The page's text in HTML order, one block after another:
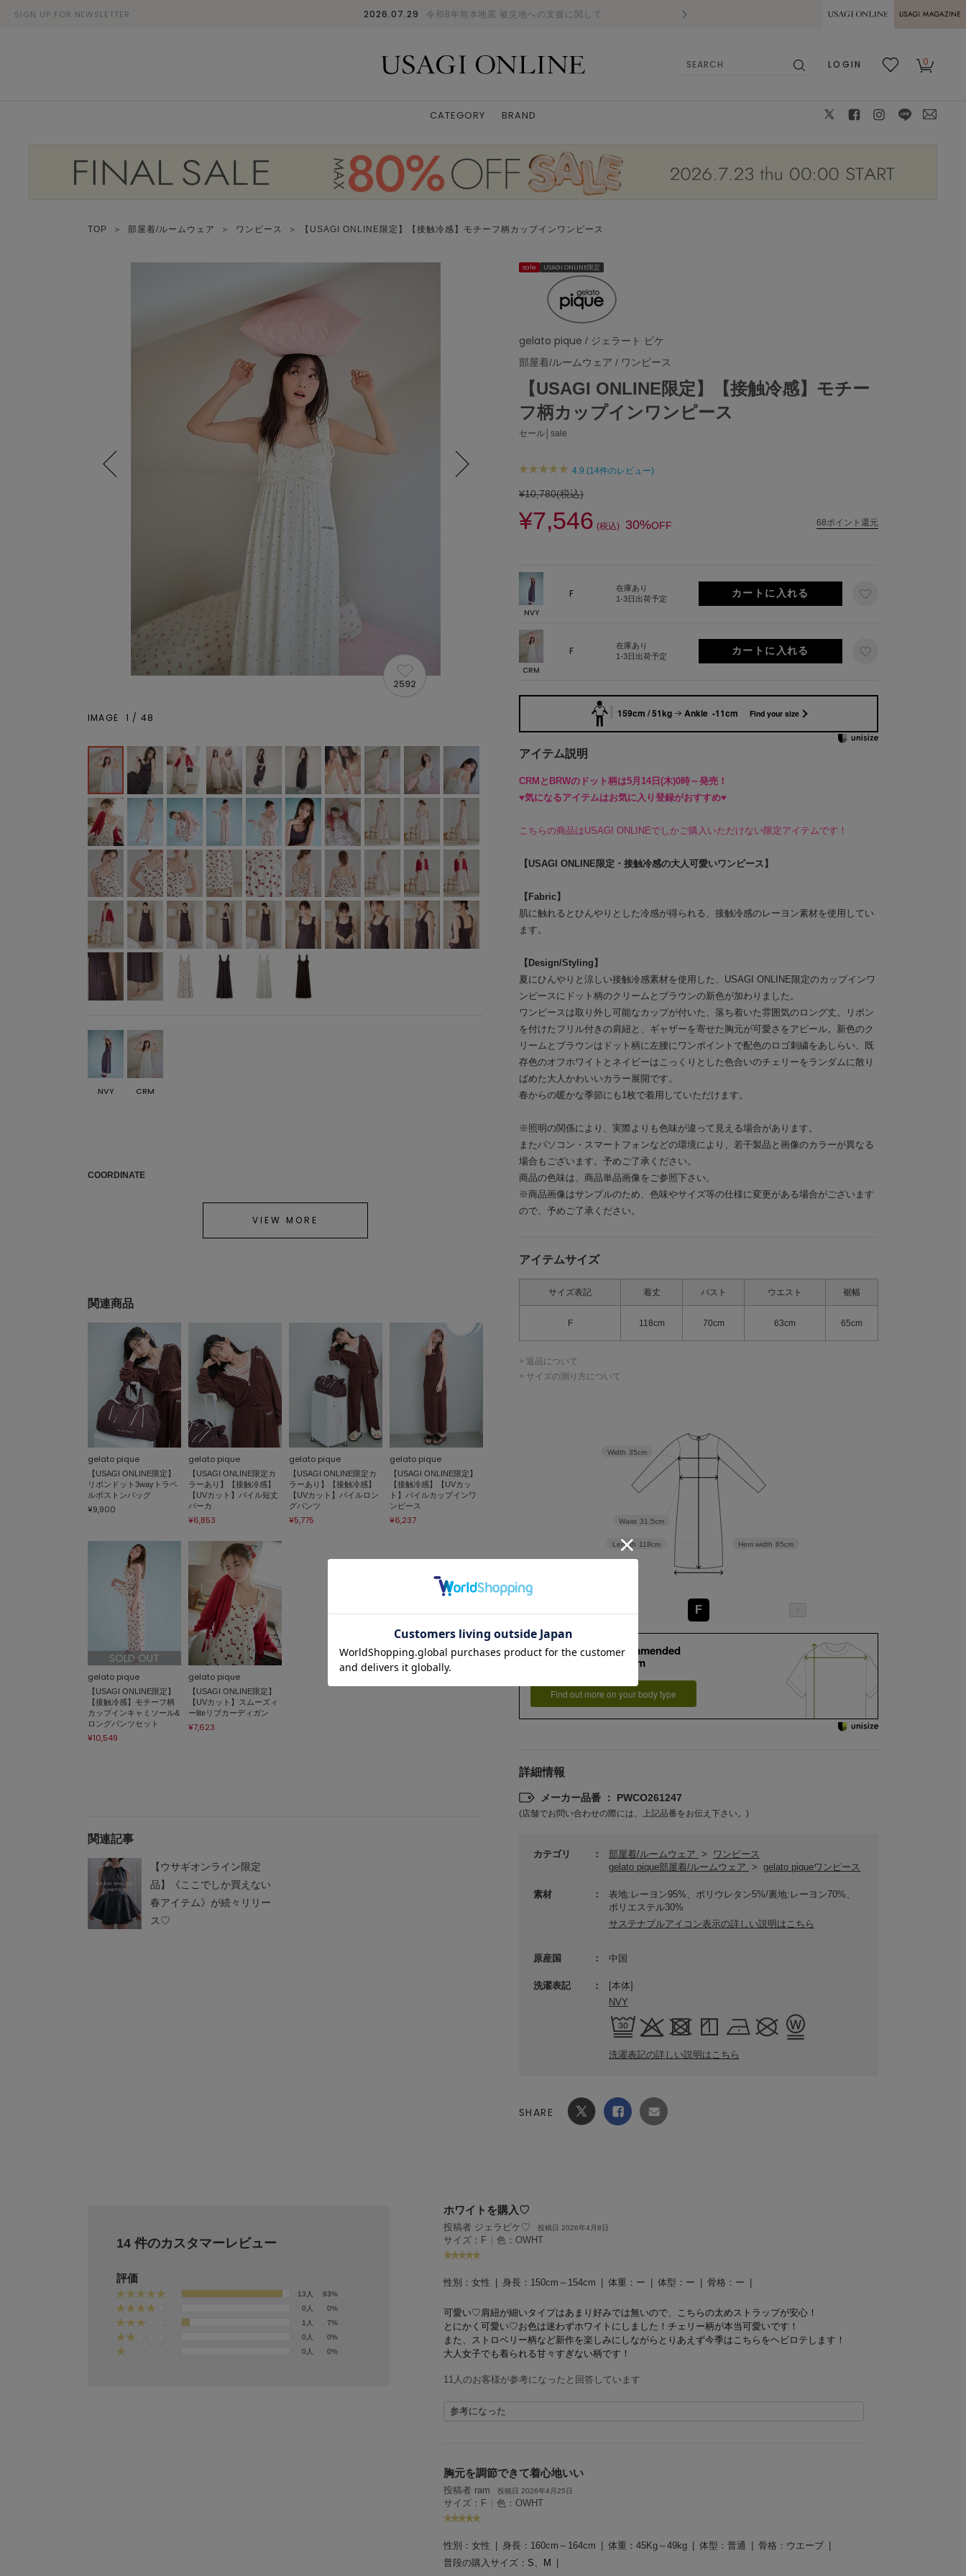
SIGN UP FOR NEWSLETTER 2026.07.29 令和8年熊本地震 被災地への支援に関して 熊本県熊本地方を震源とする地震の影響に
MAGAZINE
LOGIN
0
CATEGORY BRAND
TOP ＞ 部屋着/ルームウェア ＞ ワンピース ＞ 【USAGI ONLINE限定】【接触冷感】モチーフ柄カップインワンピース
sale USAGI ONLINE限定
gelato pique / ジェラート ピケ
部屋着/ルームウェア / ワンピース
【USAGI ONLINE限定】【接触冷感】モチー
フ柄カップインワンピース
セール│sale
4.9 (14件のレビュー)
¥10,780(税込)
¥7,546 (税込) 30%OFF 68ポイント還元
NVY
F
在庫あり
1-3日出荷予定
CRM
F
在庫あり
1-3日出荷予定
159cm / 51kg Ankle -11cm Find your size
アイテム説明
CRMとBRWのドット柄は5月14日(木)0時～発売！
♥気になるアイテムはお気に入り登録がおすすめ♥
こちらの商品はUSAGI ONLINEでしかご購入いただけない限定アイテムです！
【USAGI ONLINE限定・接触冷感の大人可愛いワンピース】
【Fabric】
肌に触れるとひんやりとした冷感が得られる、接触冷感のレーヨン素材を使用してい
ます。
【Design/Styling】
夏にひんやりと涼しい接触冷感素材を使用した、USAGI ONLINE限定のカップインワ
ンピースにドット柄のクリームとブラウンの新色が加わりました。
ワンピースは取り外し可能なカップが付いた、落ち着いた雰囲気のロング丈。リボン
を付けたフリル付きの肩紐と、ギャザーを寄せた胸元が可愛さをアピール。新色のク
リームとブラウンはドット柄に左腰にワンポイントで配色のロゴ刺繍をあしらい、既
存色のオフホワイトとネイビーはこっくりとした色合いのチェリーをランダムに散り
ばめた大人かわいいカラー展開です。
春からの暖かな季節にも1枚で着用していただけます。
※照明の関係により、実際よりも色味が違って見える場合があります。
またパソコン・スマートフォンなどの環境により、若干製品と画像のカラーが異なる
場合もございます。予めご了承ください。
商品の色味は、商品単品画像をご参照下さい。
※商品画像はサンプルのため、色味やサイズ等の仕様に変更がある場合がございます
ので、予めご了承ください。
アイテムサイズ
サイズ表記 着丈 バスト ウエスト 裾幅
F 118cm 70cm 63cm 65cm
> 返品について
> サイズの測り方について
Hem width 65cm
Length 118cm
Waist 31.5cm
Width 35cm
F
159cm 51kgRecommended
Ankle -11cm
Find out more on your body type
詳細情報
メーカー品番 ： PWCO261247
(店舗でお問い合わせの際には、上記品番をお伝え下さい。)
カテゴリ 部屋着/ルームウェア >
ワンピース
gelato pique部屋着/ルームウェア > gelato piqueワンピース
素材
表地:レーヨン95%、ポリウレタン5%/裏地:レーヨン70%、
ポリエステル30%
サステナブルアイコン表示の詳しい説明はこちら
原産国 中国
洗濯表記
[本体]
NVY
洗濯表記の詳しい説明はこちら
SHARE
2592
IMAGE 1 / 48
NVY CRM
COORDINATE
VIEW MORE
関連商品
gelato pique
【USAGI ONLINE限定】
リボンドット3wayトラベ
ルボストンバッグ
¥9,900
gelato pique
【USAGI ONLINE限定カ
ラーあり】【接触冷感】
【UVカット】パイル短丈
パーカ
¥6,853
gelato pique
【USAGI ONLINE限定カ
ラーあり】【接触冷感】
【UVカット】パイルロン
グパンツ
¥5,775
gelato pique
【USAGI ONLINE限定】
【接触冷感】【UVカッ
ト】パイルカップインワ
ンピース
¥6,237
SOLD OUT
gelato pique
【USAGI ONLINE限定】
【接触冷感】モチーフ柄
カップインキャミソール&
ロングパンツセット
¥10,549
gelato pique
【USAGI ONLINE限定】
【UVカット】スムーズィ
ーliteリブカーディガン
¥7,623
関連記事
【ウサギオンライン限定
品】《ここでしか買えない
春アイテム》が続々リリー
ス♡
14 件のカスタマーレビュー
評価
13人
93%
0人
0%
1人
7%
0人
0%
0人
0%
ホワイトを購入♡
投稿者 ジェラピケ♡ 投稿日 2026年4月8日
サイズ：F | 色：OWHT
性別： 女性 身長： 150cm～154cm 体重： ー 体型： ー 骨格： ー
可愛い♡ 肩紐が細いタイプはあまり好みでは無いので、こちらの太めストラップが安心！
とにかく可愛い♡お色は迷わずホワイトにしました！ チェリー柄が本当可愛いです！
また、ストロベリー柄など新作を楽しみにしながらとりあえず今季はこちらをヘビロテします！
大人女子でも着られる甘々すぎない柄です！
11人のお客様が参考になったと回答しています
参考になった
胸元を調節できて着心地いい
投稿者 ram 投稿日 2026年4月25日
サイズ：F 色：OWHT
性別： 女性 身長： 160cm～164cm 体重： 45Kg～49kg 体型： 普通 骨格： ウエーブ
普段の購入サイズ： S、M